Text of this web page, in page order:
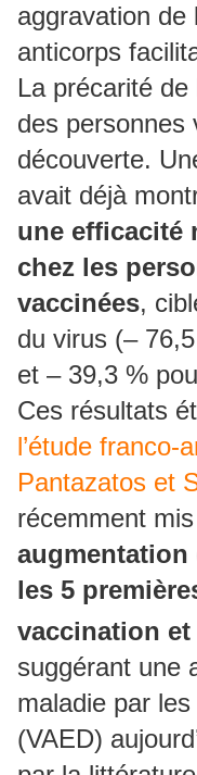
aggravation de
anticorps
La précarité
des personnes
découverte.
avait déjà
une efficacité
chez les
vaccinées,
du virus (–
et – 39,3 %
Ces résultats
l’étude franco-
Pantazatos et
récemment
augmentation
les 5
vaccination et
suggérant une
maladie par
(VAED)